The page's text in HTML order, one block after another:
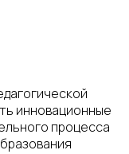
инновационные
процесса